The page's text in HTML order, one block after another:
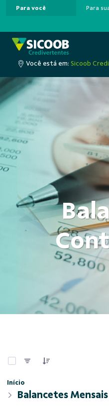
Pular para o Conteúdo
Para você Para
Você está em: Sicoob
Início
Balancetes